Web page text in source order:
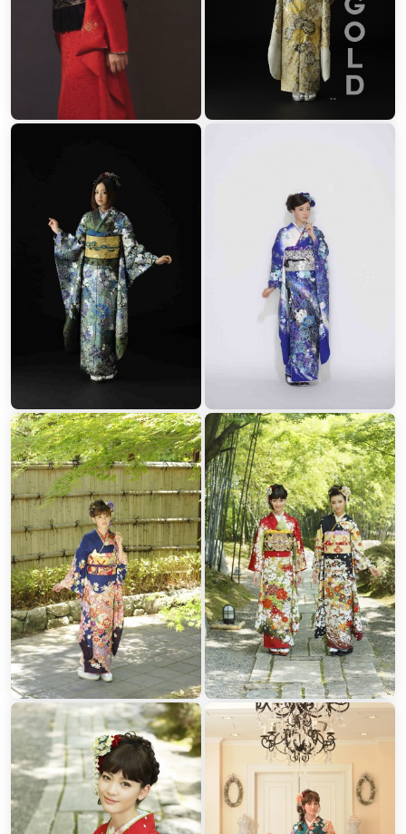
「あなただけの魅力」があり、その魅力を最大限に輝かせることが
ト」を重視しております。
「あなただけの美しい姿」を自身を持ってご提案します。
徹底お値打ち宣言の店！
一品一品他店との差別化をはかるため、商品選別も独自。
価格も老舗店ならではの思い切ったスペシャルプライスを実現。
『是非、沢山のお店を比較しながら焦らずゆっくりお決めくださ
い。』
みの茂はフルセット表示価格からの追加料金も一切いただきませ
ん。